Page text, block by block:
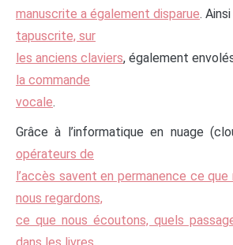
manuscrite a également disparue.
tapuscrite, sur
les anciens claviers, également
la commande
vocale.
Grâce à l’informatique en nuage
opérateurs de
l’accès savent en permanence ce
nous regardons,
ce que nous écoutons, quels